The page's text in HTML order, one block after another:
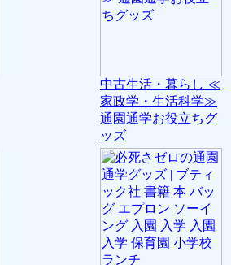
中古生活・暮らし ≪
家政学・生活科学≫
通園通学お役立ちグ
ッズ